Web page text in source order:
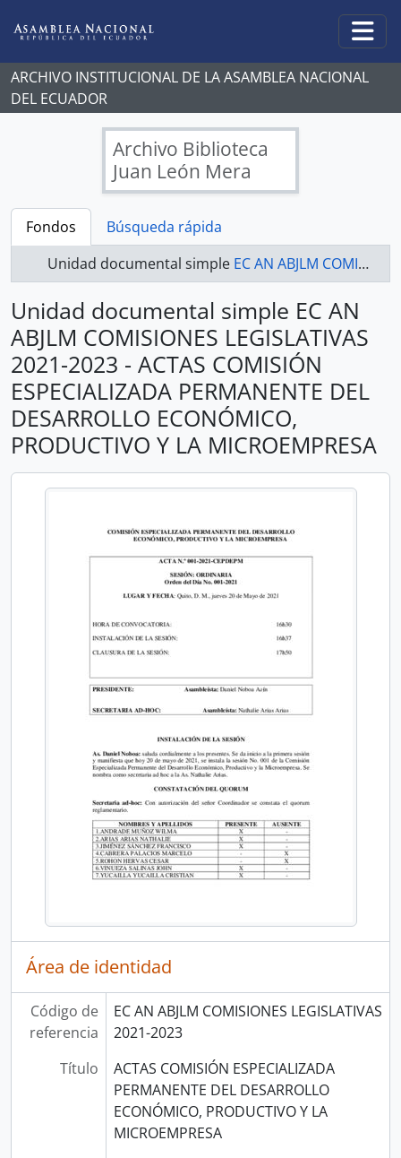
ARCHIVO INSTITUCIONAL DE LA ASAMBLEA NACIONAL
DEL ECUADOR
Archivo Biblioteca
Juan León Mera
Fondos
Búsqueda rápida
Unidad documental simple EC AN ABJLM COMISIONES LEGISLATIVAS 2021-2023 - ACTAS COMISIÓN ESPECIALIZADA PERMANENTE DEL DESARROLLO ECONÓMICO, PRODUCTIVO Y LA MICROEMPRESA
Unidad documental simple EC AN
ABJLM COMISIONES LEGISLATIVAS
2021-2023 - ACTAS COMISIÓN
ESPECIALIZADA PERMANENTE DEL
DESARROLLO ECONÓMICO,
PRODUCTIVO Y LA MICROEMPRESA
Área de identidad
Código de
referencia
EC AN ABJLM COMISIONES LEGISLATIVAS
2021-2023
Título
ACTAS COMISIÓN ESPECIALIZADA
PERMANENTE DEL DESARROLLO
ECONÓMICO, PRODUCTIVO Y LA
MICROEMPRESA